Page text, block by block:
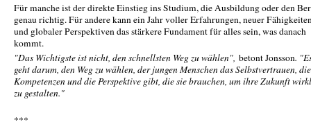
Für manche ist der direkte Einstieg ins Studium, die Ausbildung oder den
genau richtig. Für andere kann ein Jahr voller Erfahrungen, neuer
und globaler Perspektiven das stärkere Fundament für alles sein, was danach
kommt.
"Das Wichtigste ist nicht, den schnellsten Weg zu wählen", betont Jonsson.
geht darum, den Weg zu wählen, der jungen Menschen das Selbstvertrauen, die
Kompetenzen und die Perspektive gibt, die sie brauchen, um ihre Zukunft
zu gestalten."
***